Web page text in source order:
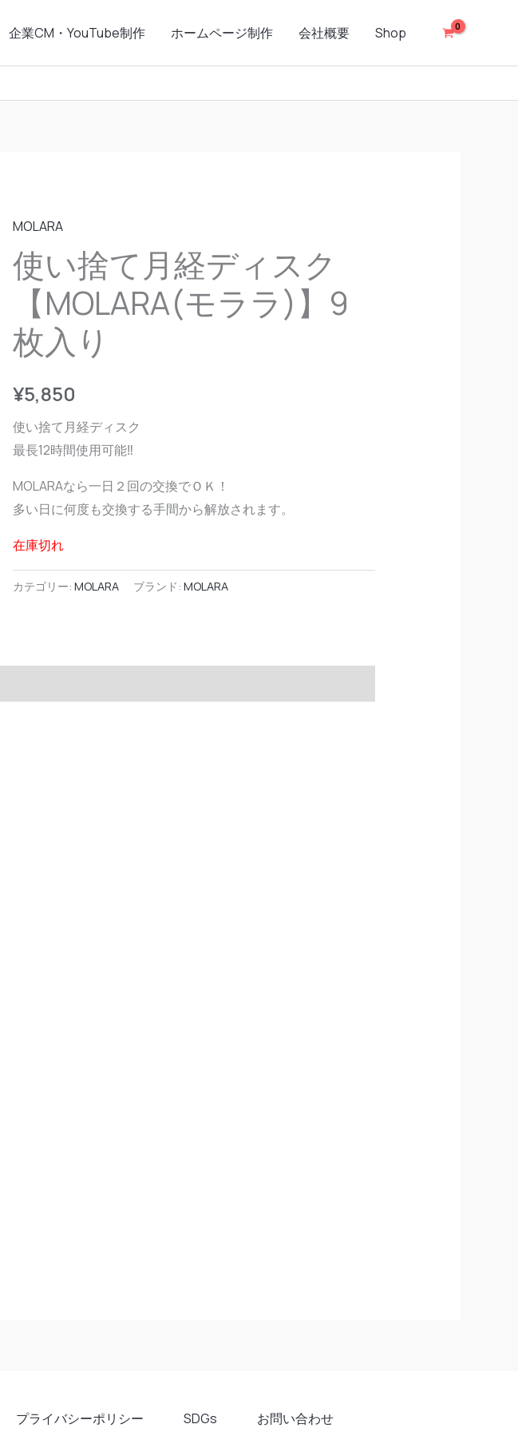
企業CM・YouTube制作 ホームページ制作 会社概要 Shop
MOLARA
使い捨て月経ディスク
【MOLARA(モララ)】9
枚入り
¥5,850
使い捨て月経ディスク
最長12時間使用可能‼
MOLARAなら一日２回の交換でＯＫ！
多い日に何度も交換する手間から解放されます。
在庫切れ
カテゴリー:MOLARA ブランド:MOLARA
プライバシーポリシー SDGs お問い合わせ